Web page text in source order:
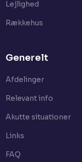
Lejlighed
Rækkehus
Generelt
Afdelinger
Relevant info
Akutte situationer
Links
FAQ